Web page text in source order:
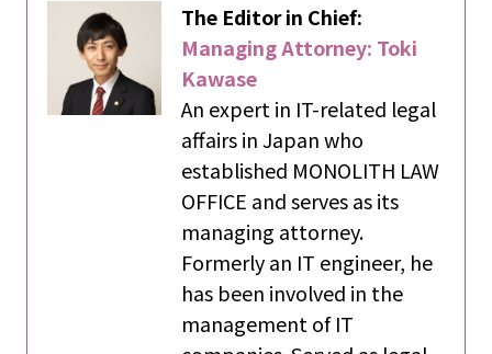
The Editor in Chief:
Managing Attorney: Toki
Kawase
An expert in IT-related legal
affairs in Japan who
established MONOLITH LAW
OFFICE and serves as its
managing attorney.
Formerly an IT engineer, he
has been involved in the
management of IT